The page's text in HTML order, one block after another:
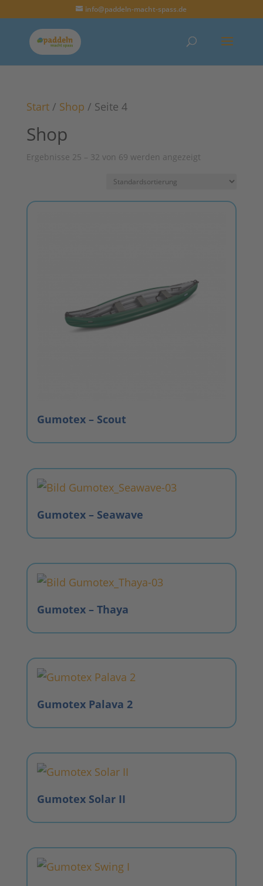
info@paddeln-macht-spass.de
Start/ Shop / Seite 4
Shop
Ergebnisse 25 – 32 von 69 werden angezeigt
Gumotex – Scout
Gumotex – Seawave
Gumotex – Thaya
Gumotex Palava 2
Gumotex Solar II